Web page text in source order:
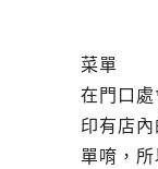
菜單
在門口
印有店
單唷，